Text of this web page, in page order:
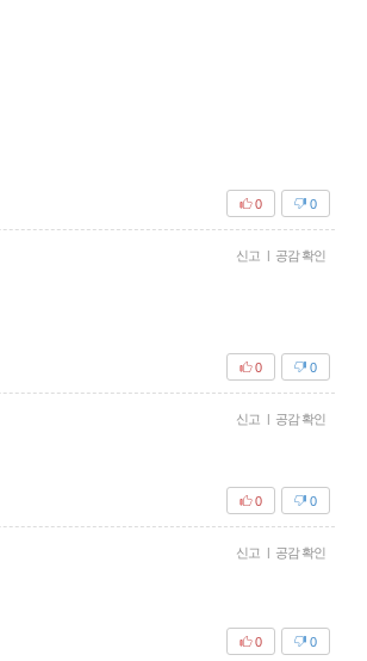
0
0
신고 | 공감 확인
0
0
신고 | 공감 확인
0
0
신고 | 공감 확인
0
0